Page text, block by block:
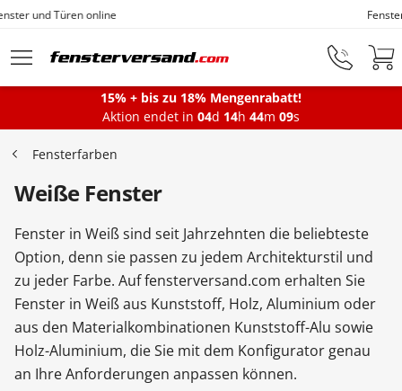
Montageservice
Fenster
Balkontüren
Terrassentüren
Haustüren
15% + bis zu 18% Mengenrabatt!
Aktion endet in 04d 14h 44m 08s
Fensterfarben
Weiße Fenster
Fenster in Weiß sind seit Jahrzehnten die beliebteste
Option, denn sie passen zu jedem Architekturstil und
zu jeder Farbe. Auf fensterversand.com erhalten Sie
Fenster in Weiß aus Kunststoff, Holz, Aluminium oder
aus den Materialkombinationen Kunststoff-Alu sowie
Holz-Aluminium, die Sie mit dem Konfigurator genau
an Ihre Anforderungen anpassen können.